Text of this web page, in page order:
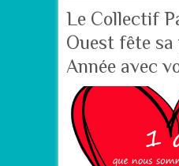
Le Collectif
Ouest fête
Année avec